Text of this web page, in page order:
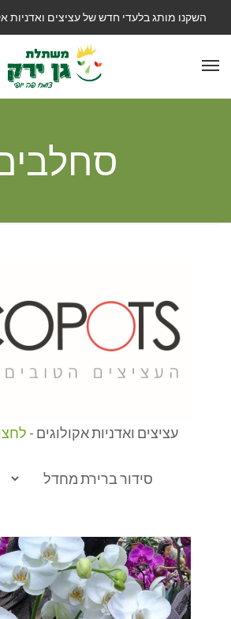
השקנו מותג בלעדי חדש של עציצים ואדניות
עציצים ואדניות אקולוגים -